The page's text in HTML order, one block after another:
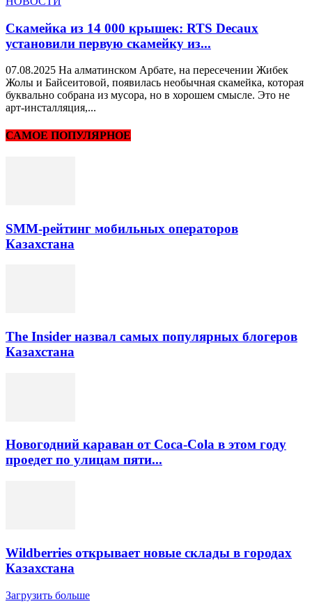
Скамейка из 14 000 крышек: RTS Decaux
установили первую скамейку из...
07.08.2025 На алматинском Арбате, на пересечении Жибек
Жолы и Байсеитовой, появилась необычная скамейка, которая
буквально собрана из мусора, но в хорошем смысле. Это не
арт-инсталляция,...
САМОЕ ПОПУЛЯРНОЕ
SMM-рейтинг мобильных операторов
Казахстана
The Insider назвал самых популярных блогеров
Казахстана
Новогодний караван от Coca-Cola в этом году
проедет по улицам пяти...
Wildberries открывает новые склады в городах
Казахстана
Загрузить больше